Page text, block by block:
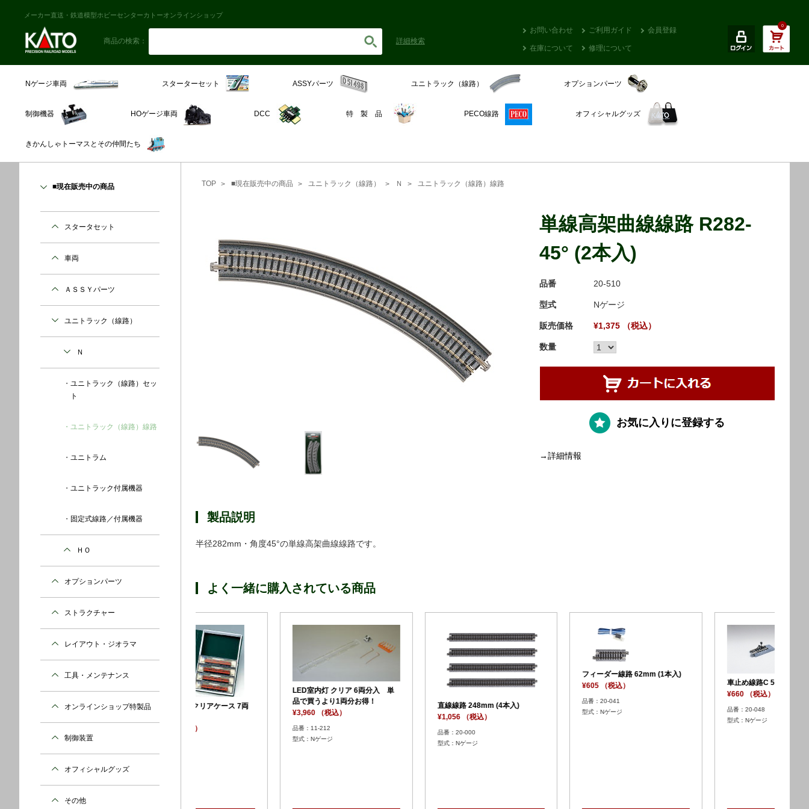
メーカー直送・鉄道模型ホビーセンターカトーオンラインショップ
商品の検索： 詳細検索
お問い合わせ ご利用ガイド 会員登録
在庫について 修理について
0
Nゲージ車両 スターターセット ASSYパーツ ユニトラック（線路） オプションパーツ
制御機器 HOゲージ車両 DCC 特 製 品 PECO線路 オフィシャルグッズ
きかんしゃトーマスとその仲間たち
TOP ■現在販売中の商品 ユニトラック（線路） Ｎ ユニトラック（線路）線路
単線高架曲線線路 R282-
45° (2本入)
品番 20-510
型式 Nゲージ
販売価格 ¥1,375 （税込）
数量
お気に入りに登録する
→詳細情報
製品説明
半径282mm・角度45°の単線高架曲線線路です。
よく一緒に購入されている商品
直線線路 248mm (4本入)
型式：Nゲージ
フィーダー線路 62mm (1本入)
¥605 （税込）
型式：Nゲージ
車止め線路C 50mm（2本入）
¥660 （税込）
曲線線路 R315－45° (4本入)
¥1,100 （税込）
型式：Nゲージ
■現在販売中の商品
スタータセット
車両
ＡＳＳＹパーツ
ユニトラック（線路）
Ｎ
ユニトラック（線路）セッ
ト
ユニトラック（線路）線路
ユニトラム
ユニトラック付属機器
固定式線路／付属機器
ＨＯ
オプションパーツ
ストラクチャー
レイアウト・ジオラマ
工具・メンテナンス
オンラインショップ特製品
制御装置
オフィシャルグッズ
その他